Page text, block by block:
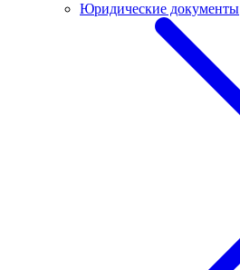
Юридические документы